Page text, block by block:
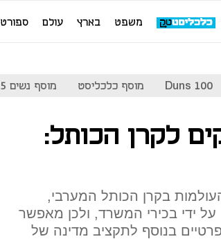
משפט בארץ עולם ספורט
Duns 100 מוסף כלכליסט מוסף נשים 2025
לקרן הכותל:
בקרן הכותל המערבי,
ידי בכירי המשרד, ולכן מאפשר
בנוסף לתקציב מדינה של